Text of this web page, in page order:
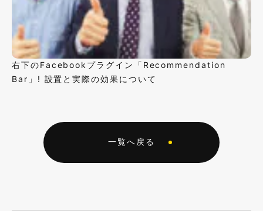
右下のFacebookプラグイン「Recommendation
Bar」! 設置と実際の効果について
一覧へ戻る